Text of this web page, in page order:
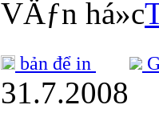
VÄƒn há»c
bản để in
31.7.2008